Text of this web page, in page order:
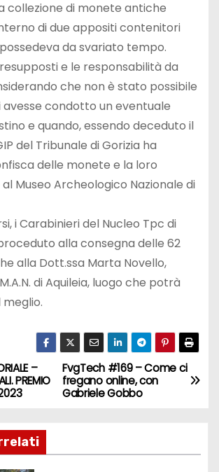
collezione di monete antiche
di due appositi contenitori
da svariato tempo.
e le responsabilità da
che non è stato possibile
condotto un eventuale
e quando, essendo deceduto il
del Tribunale di Gorizia ha
delle monete e la loro
Museo Archeologico Nazionale di
i Carabinieri del Nucleo Tpc di
alla consegna delle 62
alla Dott.ssa Marta Novello,
di Aquileia, luogo che potrà
FvgTech #169 – Come ci
fregano online, con
Gabriele Gobbo
–
PREMIO